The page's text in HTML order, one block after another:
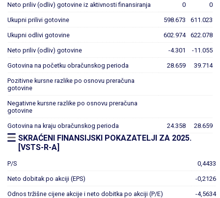
Neto priliv (odliv) gotovine iz aktivnosti finansiranja 0 0
Ukupni prilivi gotovine 598.673 611.023
Ukupni odlivi gotovine 602.974 622.078
Neto priliv (odliv) gotovine -4.301 -11.055
Gotovina na početku obračunskog perioda 28.659 39.714
Pozitivne kursne razlike po osnovu preračuna
gotovine
Negativne kursne razlike po osnovu preračuna
gotovine
Gotovina na kraju obračunskog perioda 24.358 28.659
SKRAĆENI FINANSIJSKI POKAZATELJI ZA 2025.
[VSTS-R-A]
P/S 0,4433
Neto dobitak po akciji (EPS) -0,2126
Odnos tržišne cijene akcije i neto dobitka po akciji (P/E) -4,5634